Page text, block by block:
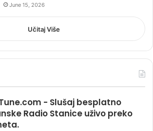
June 15, 2026
Učitaj Više
- Slušaj besplatno
Radio Stanice uživo preko